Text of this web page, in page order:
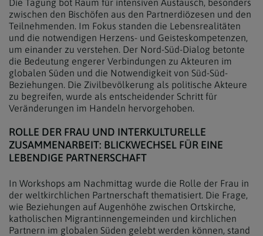
Die Tagung bot Raum für intensiven Austausch, besonders
zwischen den Bischöfen aus den Partnerdiözesen und den
Teilnehmenden. Im Fokus standen die Lebensrealitäten
und die notwendigen Herzens- und Geisteskompetenzen,
um einander zu verstehen. Der Nord-Süd-Dialog betonte
die Bedeutung engerer Verbindungen zu Akteuren im
globalen Süden und die Notwendigkeit von Süd-Süd-
Beziehungen. Die Zivilbevölkerung als politische Akteure
zu begreifen, wurde als entscheidender Schritt für
Veränderungen im Handeln hervorgehoben.
ROLLE DER FRAU UND INTERKULTURELLE
ZUSAMMENARBEIT: BLICKWECHSEL FÜR EINE
LEBENDIGE PARTNERSCHAFT
In Workshops am Nachmittag wurde die Rolle der Frau in
der weltkirchlichen Partnerschaft thematisiert. Die Frage,
wie Beziehungen auf Augenhöhe zwischen Ortskirche,
katholischen Migrant:innengemeinden und kirchlichen
Partnern im globalen Süden gelebt werden können, stand